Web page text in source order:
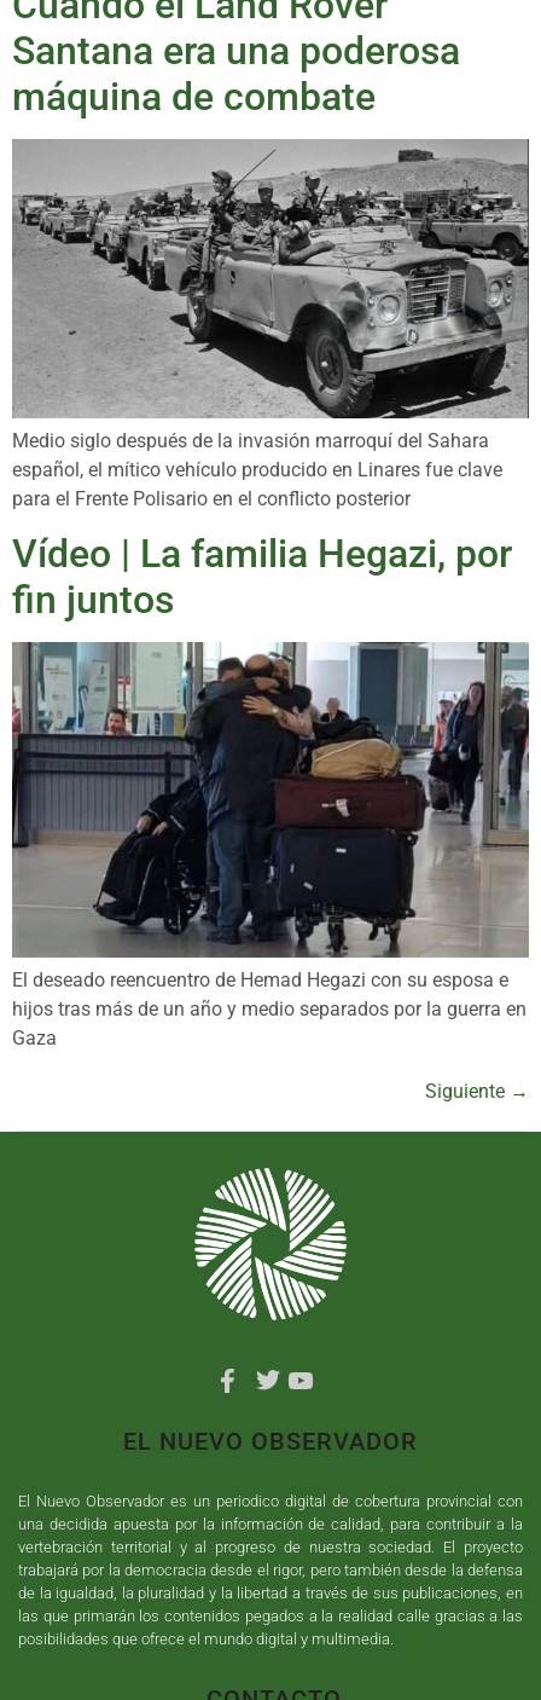
Santana era una poderosa
máquina de combate
Medio siglo después de la invasión marroquí del Sahara
español, el mítico vehículo producido en Linares fue clave
para el Frente Polisario en el conflicto posterior
Vídeo | La familia Hegazi, por
fin juntos
El deseado reencuentro de Hemad Hegazi con su esposa e
hijos tras más de un año y medio separados por la guerra en
Gaza
Siguiente →
EL NUEVO OBSERVADOR
El Nuevo Observador es un periodico digital de cobertura provincial con
una decidida apuesta por la información de calidad, para contribuir a la
vertebración territorial y al progreso de nuestra sociedad. El proyecto
trabajará por la democracia desde el rigor, pero también desde la defensa
de la igualdad, la pluralidad y la libertad a través de sus publicaciones, en
las que primarán los contenidos pegados a la realidad calle gracias a las
posibilidades que ofrece el mundo digital y multimedia.